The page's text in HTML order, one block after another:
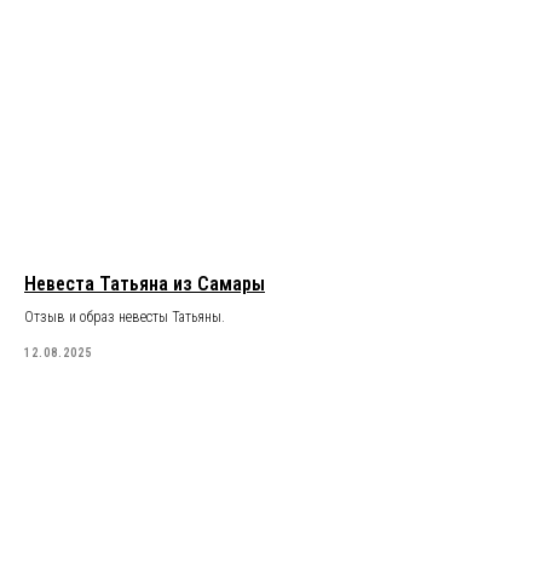
Невеста Татьяна из Самары
Отзыв и образ невесты Татьяны.
12.08.2025